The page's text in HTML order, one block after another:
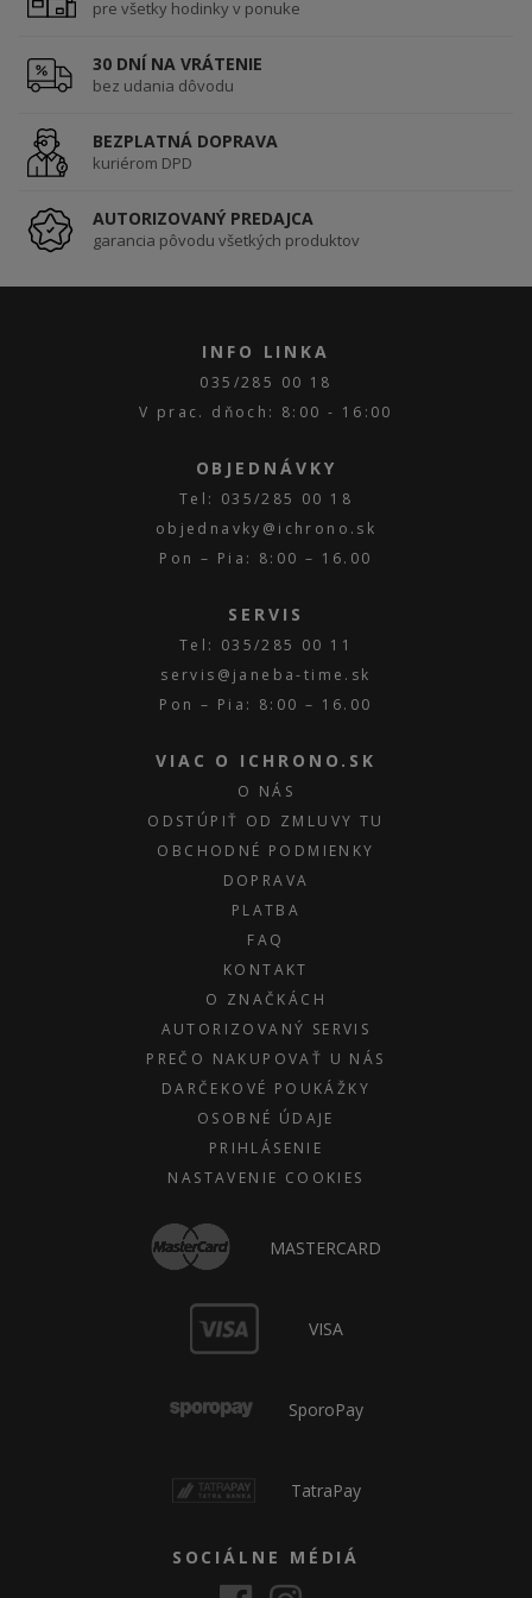
pre všetky hodinky v ponuke
30 DNÍ NA VRÁTENIE
bez udania dôvodu
BEZPLATNÁ DOPRAVA
kuriérom DPD
AUTORIZOVANÝ PREDAJCA
garancia pôvodu všetkých produktov
INFO LINKA
035/285 00 18
V prac. dňoch: 8:00 - 16:00
OBJEDNÁVKY
Tel: 035/285 00 18
objednavky@ichrono.sk
Pon – Pia: 8:00 – 16.00
SERVIS
Tel: 035/285 00 11
servis@janeba-time.sk
Pon – Pia: 8:00 – 16.00
VIAC O ICHRONO.SK
O NÁS
ODSTÚPIŤ OD ZMLUVY TU
OBCHODNÉ PODMIENKY
DOPRAVA
PLATBA
FAQ
KONTAKT
O ZNAČKÁCH
AUTORIZOVANÝ SERVIS
PREČO NAKUPOVAŤ U NÁS
DARČEKOVÉ POUKÁŽKY
OSOBNÉ ÚDAJE
PRIHLÁSENIE
NASTAVENIE COOKIES
MASTERCARD
VISA
SporoPay
TatraPay
SOCIÁLNE MÉDIÁ